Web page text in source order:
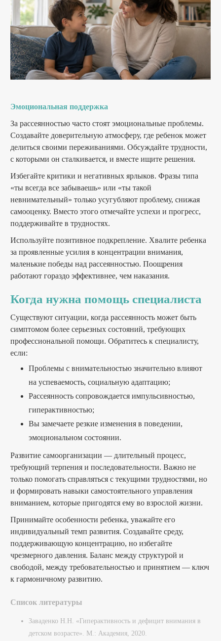
Эмоциональная поддержка
За рассеянностью часто стоят эмоциональные проблемы.
Создавайте доверительную атмосферу, где ребенок может
делиться своими переживаниями. Обсуждайте трудности,
с которыми он сталкивается, и вместе ищите решения.
Избегайте критики и негативных ярлыков. Фразы типа
«ты всегда все забываешь» или «ты такой
невнимательный» только усугубляют проблему, снижая
самооценку. Вместо этого отмечайте успехи и прогресс,
поддерживайте в трудностях.
Используйте позитивное подкрепление. Хвалите ребенка
за проявленные усилия в концентрации внимания,
маленькие победы над рассеянностью. Поощрения
работают гораздо эффективнее, чем наказания.
Когда нужна помощь специалиста
Существуют ситуации, когда рассеянность может быть
симптомом более серьезных состояний, требующих
профессиональной помощи. Обратитесь к специалисту,
если:
Проблемы с внимательностью значительно влияют
на успеваемость, социальную адаптацию;
Рассеянность сопровождается импульсивностью,
гиперактивностью;
Вы замечаете резкие изменения в поведении,
эмоциональном состоянии.
Развитие самоорганизации — длительный процесс,
требующий терпения и последовательности. Важно не
только помогать справляться с текущими трудностями, но
и формировать навыки самостоятельного управления
вниманием, которые пригодятся ему во взрослой жизни.
Принимайте особенности ребенка, уважайте его
индивидуальный темп развития. Создавайте среду,
поддерживающую концентрацию, но избегайте
чрезмерного давления. Баланс между структурой и
свободой, между требовательностью и принятием — ключ
к гармоничному развитию.
Список литературы
Заваденко Н.Н. «Гиперактивность и дефицит внимания в
детском возрасте». М.: Академия, 2020.